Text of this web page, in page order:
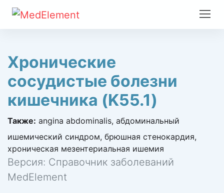
Хронические
сосудистые болезни
кишечника (K55.1)
Также: an­gina abdominalis, абдоминальный
ишемический синдром, брюшная стенокардия,
хроническая мезентериальная ишемия
Версия: Справочник заболеваний
MedElement